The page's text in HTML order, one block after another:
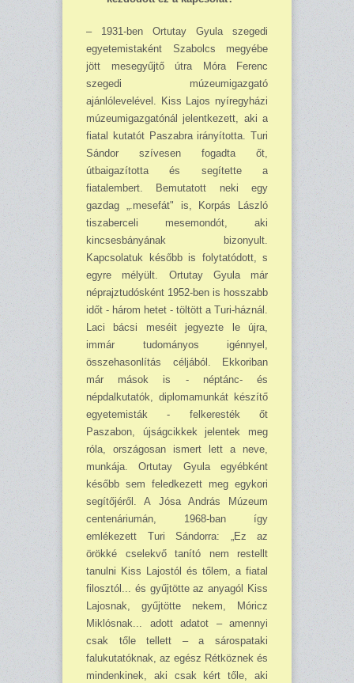
– 1931-ben Ortutay Gyula szegedi
egyetemistaként Szabolcs megyébe
jött mesegyűjtő útra Móra Ferenc
szegedi múzeumigazgató
ajánlólevelével. Kiss Lajos nyíregyházi
múzeum­igazgatónál jelentkezett, aki a
fiatal kutatót Paszabra irányította. Turi
Sándor szívesen fogadta őt,
útbaigazította és segítette a
fiatalembert. Bemutatott neki egy
gazdag „.mesefát" is, Korpás László
tiszaberceli mesemondót, aki
kincsesbányának bizonyult.
Kapcsolatuk később is folytatódott, s
egyre mélyült. Ortutay Gyula már
néprajztudósként 1952-ben is hosszabb
időt - három hetet - töltött a Turi-háznál.
Laci bácsi meséit jegyezte le újra,
immár tudományos igénnyel,
összehasonlítás céljából. Ekkoriban
már mások is - néptánc- és
népdalkutatók, diplomamunkát készítő
egyetemisták - felkeresték őt
Paszabon, újságcikkek jelentek meg
róla, országosan ismert lett a neve,
munkája. Ortutay Gyula egyébként
később sem feledkezett meg egykori
segítőjéről. A Jósa András Múzeum
centenáriumán, 1968-ban így
emlékezett Turi Sándorra: „Ez az
örökké cselekvő tanító nem restellt
tanulni Kiss Lajostól és tőlem, a fiatal
filosztól... és gyűjtötte az anyagól Kiss
Lajosnak, gyűjtötte nekem, Móricz
Miklósnak... adott adatot – amennyi
csak tőle tellett – a sárospataki
falukutatóknak, az egész Rétköznek és
mindenkinek, aki csak kért tőle, aki